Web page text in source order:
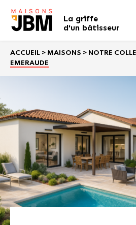
La griffe
d'un bâtisseur
ACCUEIL > MAISONS > NOTRE
EMERAUDE